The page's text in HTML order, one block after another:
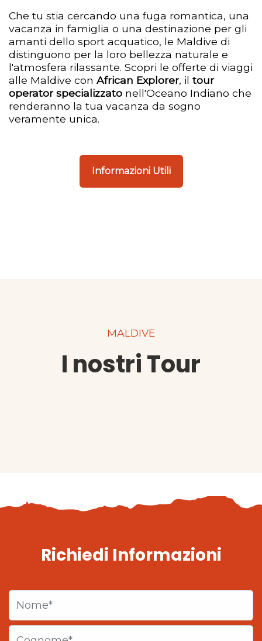
Che tu stia cercando una fuga romantica, una
vacanza in famiglia o una destinazione per gli
amanti dello sport acquatico, le Maldive di
distinguono per la loro bellezza naturale e
l'atmosfera rilassante. Scopri le offerte di viaggi
alle Maldive con African Explorer, il tour
operator specializzato nell'Oceano Indiano che
renderanno la tua vacanza da sogno
veramente unica.
Informazioni Utili
MALDIVE
I nostri Tour
Richiedi Informazioni